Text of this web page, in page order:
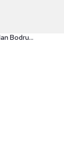
Gençlik ve Spor Bakanı Mehmet Muharrem Bakan Kasapoğlu'ndan Bodrumspor'a tebrik!